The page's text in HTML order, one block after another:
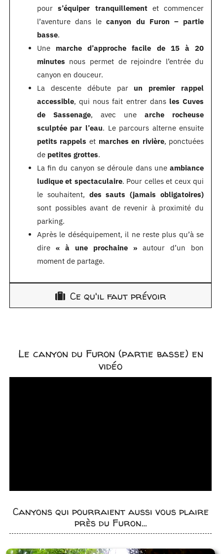
pours’équiper tranquillementet commencer
l’aventure dans lecanyon du Furon – partie
basse.
Une marche d’approche facile de 15 à 20
minutes nous permet de rejoindre l’entrée du
canyon en douceur.
La descente débute par un premier rappel
accessible, qui nous fait entrer dans les Cuves
de Sassenage, avec unearche rocheuse
sculptée par l’eau. Le parcours alterne ensuite
petits rappels et marches en rivière, ponctuées
de petites grottes.
La fin du canyon se déroule dans uneambiance
ludique et spectaculaire. Pour celles et ceux qui
le souhaitent, des sauts (jamais obligatoires)
sont possibles avant de revenir à proximité du
parking.
Après le déséquipement, il ne reste plus qu’à se
dire « à une prochaine » autour d’un bon
moment de partage.
Ce qu'il faut prévoir
Le canyon du Furon (partie basse) en
vidéo
Canyons qui pourraient aussi vous plaire
près du Furon…